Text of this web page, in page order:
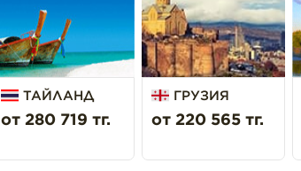
ТАЙЛАНД
от 280 719 тг.
ГРУЗИЯ
от 220 565 тг.